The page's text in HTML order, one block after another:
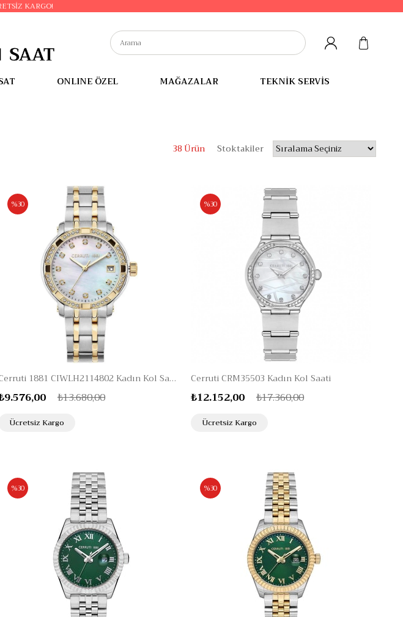
KARGO!
ONLINE ÖZEL MAĞAZALAR TEKNİK SERVİS
Stoktakiler
38 Ürün
Cerruti 1881 CIWLH2114802 Kadın Kol Saati
₺13.680,00
%30
Ücretsiz Kargo
Cerruti CRM35503 Kadın Kol Saati
₺12.152,00 ₺17.360,00
%30
Ücretsiz Kargo
%30 %30